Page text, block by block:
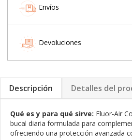
Envíos
Devoluciones
Descripción Detalles del
Qué es y para qué sirve: Fluor-Air
bucal diaria formulada para
ofreciendo una protección avanzada